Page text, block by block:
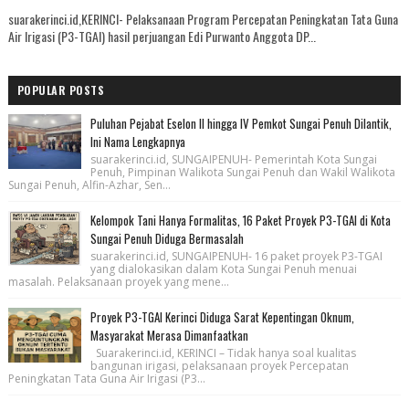
suarakerinci.id,KERINCI- Pelaksanaan Program Percepatan Peningkatan Tata Guna
Air Irigasi (P3-TGAI) hasil perjuangan Edi Purwanto Anggota DP...
POPULAR POSTS
Puluhan Pejabat Eselon II hingga IV Pemkot Sungai Penuh Dilantik,
Ini Nama Lengkapnya
suarakerinci.id, SUNGAIPENUH- Pemerintah Kota Sungai
Penuh, Pimpinan Walikota Sungai Penuh dan Wakil Walikota
Sungai Penuh, Alfin-Azhar, Sen...
Kelompok Tani Hanya Formalitas, 16 Paket Proyek P3-TGAI di Kota
Sungai Penuh Diduga Bermasalah
suarakerinci.id, SUNGAIPENUH- 16 paket proyek P3-TGAI
yang dialokasikan dalam Kota Sungai Penuh menuai
masalah. Pelaksanaan proyek yang mene...
Proyek P3-TGAI Kerinci Diduga Sarat Kepentingan Oknum,
Masyarakat Merasa Dimanfaatkan
Suarakerinci.id, KERINCI – Tidak hanya soal kualitas
bangunan irigasi, pelaksanaan proyek Percepatan
Peningkatan Tata Guna Air Irigasi (P3...